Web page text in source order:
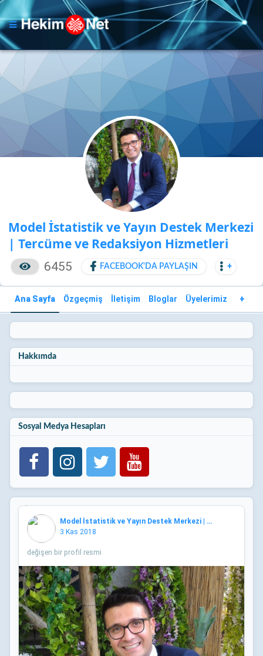
Model İstatistik ve Yayın Destek Merkezi
| Tercüme ve Redaksiyon Hizmetleri
6455 FACEBOOK'DA PAYLAŞIN +
Ana Sayfa Özgeçmiş İletişim Bloglar Üyelerimiz +
Hakkımda
Sosyal Medya Hesapları
Model İstatistik ve Yayın Destek Merkezi | Tercüme ve
3 Kas 2018
değişen bir profil resmi